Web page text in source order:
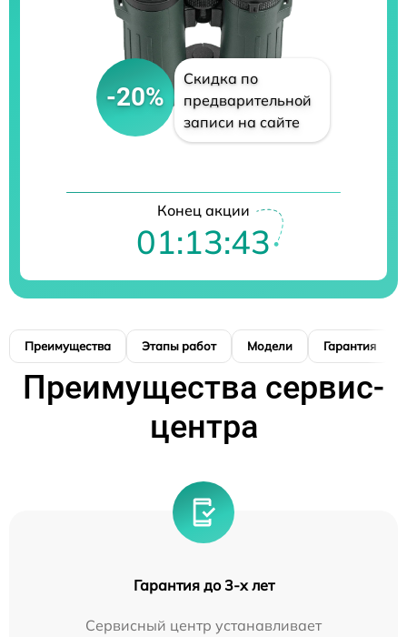
-20%
Скидка по
предварительной
записи на сайте
Конец акции
01:13:42
Преимущества Этапы работ Модели Гарантия
Преимущества сервис-
центра
Гарантия до 3-х лет
Сервисный центр устанавливает